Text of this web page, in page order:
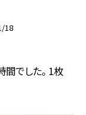
18
でした。 1枚